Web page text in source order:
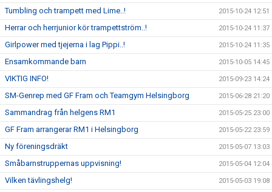
Tumbling och trampett med Lime..! 2015-10-24 12:51
Herrar och herrjunior kör trampettström..! 2015-10-24 11:37
Girlpower med tjejerna i lag Pippi..! 2015-10-24 11:35
Ensamkommande barn 2015-10-05 14:45
VIKTIG INFO! 2015-09-23 14:24
SM-Genrep med GF Fram och Teamgym Helsingborg 2015-06-28 21:20
Sammandrag från helgens RM1 2015-05-25 23:00
GF Fram arrangerar RM1 i Helsingborg 2015-05-22 23:59
Ny föreningsdräkt 2015-05-07 13:03
Småbarnstruppernas uppvisning! 2015-05-04 12:04
Vilken tävlingshelg! 2015-05-03 19:08